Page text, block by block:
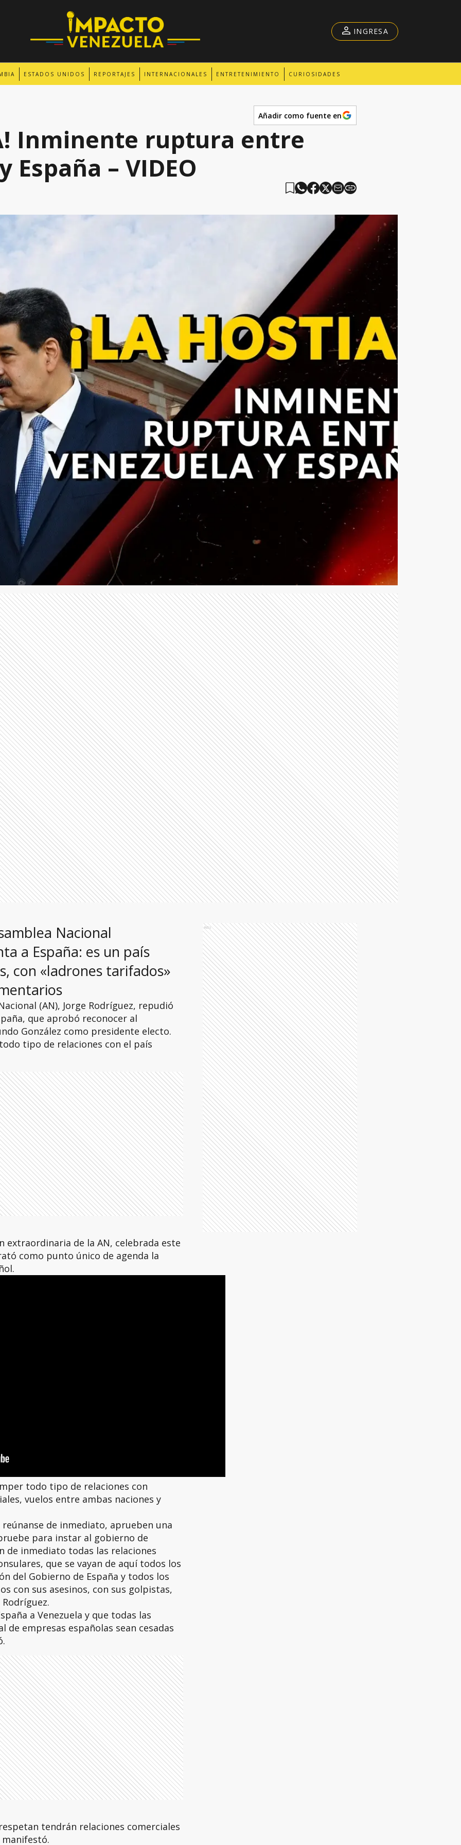
ESTADOS UNIDOS REPORTAJES INTERNACIONALES ENTRETENIMIENTO CURIOSIDADES
INGRESA
Añadir como fuente en
Inminente ruptura entre
España – VIDEO
Nacional
a España: es un país
con «ladrones tarifados»
(AN), Jorge Rodríguez, repudió
que aprobó reconocer al
González como presidente electo.
tipo de relaciones con el país
extraordinaria de la AN, celebrada este
como punto único de agenda la
todo tipo de relaciones con
vuelos entre ambas naciones y
de inmediato, aprueben una
para instar al gobierno de
de inmediato todas las relaciones
que se vayan de aquí todos los
del Gobierno de España y todos los
con sus asesinos, con sus golpistas,
a Venezuela y que todas las
de empresas españolas sean cesadas
tendrán relaciones comerciales
manifestó.
Ads